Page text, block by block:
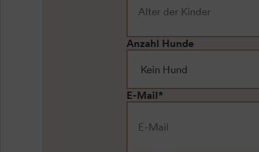
Anzahl Hunde
E-Mail*